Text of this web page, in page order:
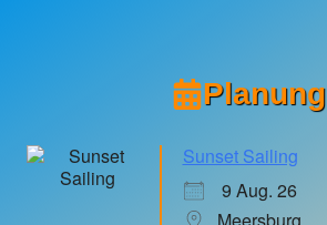
Planung
Sunset Sailing
9 Aug. 26